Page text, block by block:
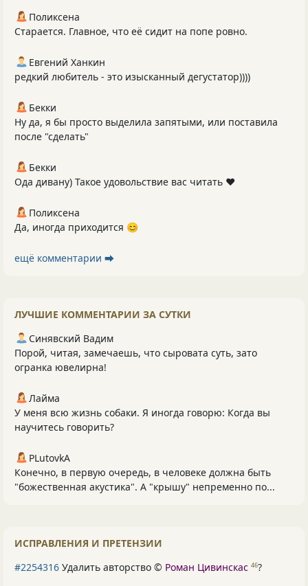
Поликсена
Старается. Главное, что её сидит на попе ровно.
Евгений Ханкин
редкий любитель - это изысканный дегустатор))))
Бекки
Ну да, я бы просто выделила запятыми, или поставила
после "сделать"
Бекки
Ода дивану) Такое удовольствие вас читать ❤️
Поликсена
Да, иногда приходится 😊
ещё комментарии ⮕
ЛУЧШИЕ КОММЕНТАРИИ ЗА СУТКИ
Синявский Вадим
Порой, читая, замечаешь, что сыровата суть, зато
огранка ювелирна!
Лайма
У меня всю жизнь собаки. Я иногда говорю: Когда вы
научитесь говорить?
PLutоvkА
Конечно, в первую очередь, в человеке должна быть
"божественная акустика". А "крышу" непременно по...
ИСПРАВЛЕНИЯ И ПРЕТЕНЗИИ
#2254316 Удалить авторство © Роман Цивинскас 46?